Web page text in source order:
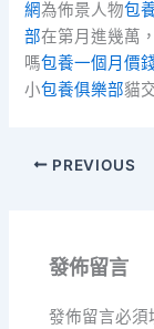
網為佈景人物包
部在第月進幾萬
嗎包養一個月價
小包養俱樂部貓
PREVIOUS
發佈留言
發佈留言必須